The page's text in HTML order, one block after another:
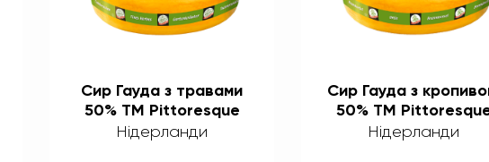
Сир Гауда з травами
50% ТМ Pittoresque
Нідерланди
Сир Гауда з
50% ТМ
Нідерланди